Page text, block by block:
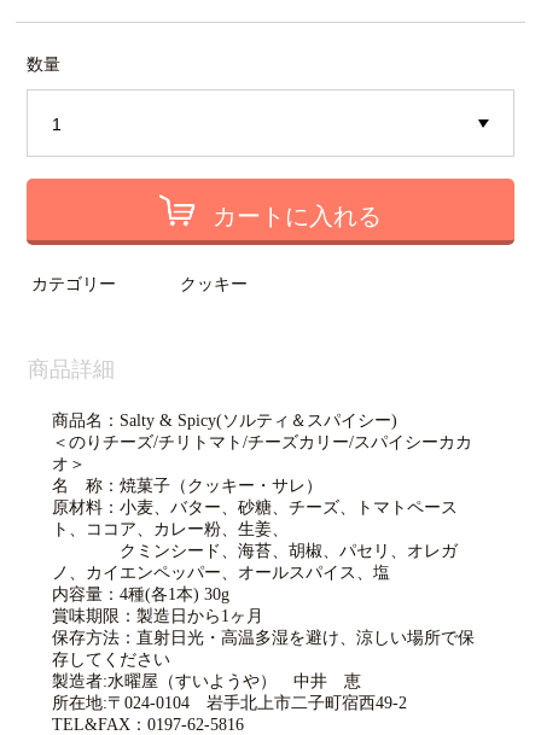
数量
カートに入れる
カテゴリー クッキー
商品詳細
商品名：Salty & Spicy(ソルティ＆スパイシー)
＜のりチーズ/チリトマト/チーズカリー/スパイシーカカ
オ＞
名 称：焼菓子（クッキー・サレ）
原材料：小麦、バター、砂糖、チーズ、トマトペース
ト、ココア、カレー粉、生姜、
クミンシード、海苔、胡椒、パセリ、オレガ
ノ、 カイエンペッパー、オールスパイス、塩
内容量：4種(各1本) 30g
賞味期限：製造日から1ヶ月
保存方法：直射日光・高温多湿を避け、涼しい場所で保
存してください
製造者:水曜屋（すいようや） 中井 恵
所在地:〒024-0104岩手北上市二子町宿西49-2
TEL&FAX：0197-62-5816